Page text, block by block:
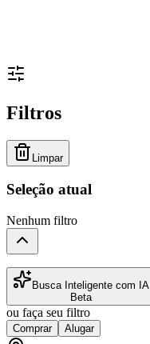
Filtros
Limpar
Seleção atual
Nenhum filtro
Busca Inteligente com IA
Beta
ou faça seu filtro
Comprar Alugar